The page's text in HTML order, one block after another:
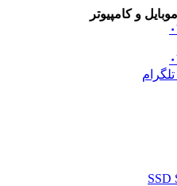
و کامپیوتر
تلگرام
SSD